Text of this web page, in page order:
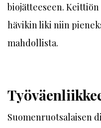
biojätteeseen.
hävikin liki niin
mahdollista.
Suomenruotsalaisen